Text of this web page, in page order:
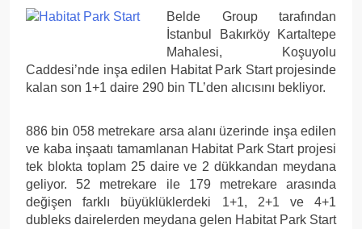
Belde Group tarafından
İstanbul Bakırköy Kartaltepe
Mahalesi, Koşuyolu
Caddesi’nde inşa edilen Habitat Park Start projesinde
kalan son 1+1 daire 290 bin TL’den alıcısını bekliyor.
886 bin 058 metrekare arsa alanı üzerinde inşa edilen
ve kaba inşaatı tamamlanan Habitat Park Start projesi
tek blokta toplam 25 daire ve 2 dükkandan meydana
geliyor. 52 metrekare ile 179 metrekare arasında
değişen farklı büyüklüklerdeki 1+1, 2+1 ve 4+1
dubleks dairelerden meydana gelen Habitat Park Start